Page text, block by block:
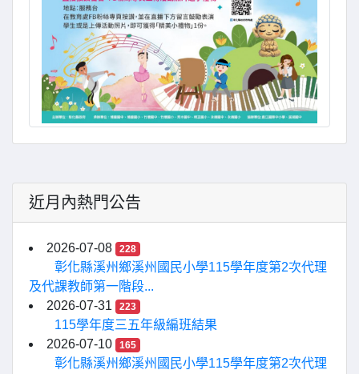
近月內熱門公告
2026-07-08 228
彰化縣溪州鄉溪州國民小學115學年度第2次代理
及代課教師第一階段...
2026-07-31
223
115學年度三五年級編班結果
2026-07-10
165
彰化縣溪州鄉溪州國民小學115學年度第2次代理